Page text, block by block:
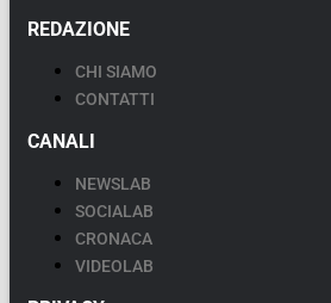
REDAZIONE
CHI SIAMO
CONTATTI
CANALI
NEWSLAB
SOCIALAB
CRONACA
VIDEOLAB